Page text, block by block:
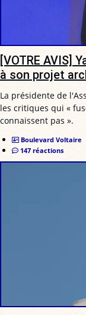
[VOTRE AVIS]
à son projet
La présidente de
les critiques qui «
connaissent pas ».
Boulevard Voltaire
147 réactions